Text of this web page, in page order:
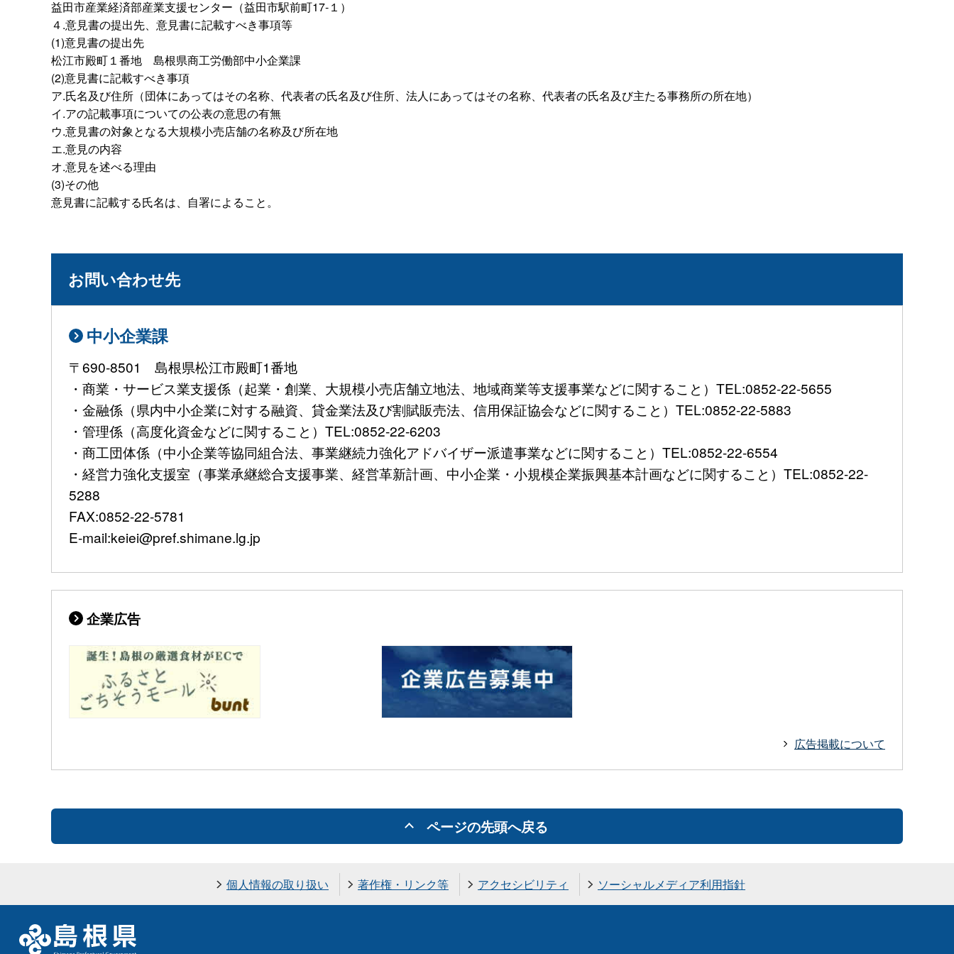
益田市産業経済部産業支援センター（益田市駅前町17‐１）
４.意見書の提出先、意見書に記載すべき事項等
(1)意見書の提出先
松江市殿町１番地 島根県商工労働部中小企業課
(2)意見書に記載すべき事項
ア.氏名及び住所（団体にあってはその名称、代表者の氏名及び住所、法人にあってはその名称、代表者の氏名及び主たる事務所の所在地）
イ.アの記載事項についての公表の意思の有無
ウ.意見書の対象となる大規模小売店舗の名称及び所在地
エ.意見の内容
オ.意見を述べる理由
(3)その他
意見書に記載する氏名は、自署によること。
お問い合わせ先
中小企業課
〒690-8501 島根県松江市殿町1番地
・商業・サービス業支援係（起業・創業、大規模小売店舗立地法、地域商業等支援事業などに関すること）TEL:0852-22-5655
・金融係（県内中小企業に対する融資、貸金業法及び割賦販売法、信用保証協会などに関すること）TEL:0852-22-5883
・管理係（高度化資金などに関すること）TEL:0852-22-6203
・商工団体係（中小企業等協同組合法、事業継続力強化アドバイザー派遣事業などに関すること）TEL:0852-22-6554
・経営力強化支援室（事業承継総合支援事業、経営革新計画、中小企業・小規模企業振興基本計画などに関すること）TEL:0852-22-
5288
FAX:0852-22-5781
E-mail:keiei@pref.shimane.lg.jp
企業広告
広告掲載について
ページの先頭へ戻る
個人情報の取り扱い 著作権・リンク等 アクセシビリティ ソーシャルメディア利用指針